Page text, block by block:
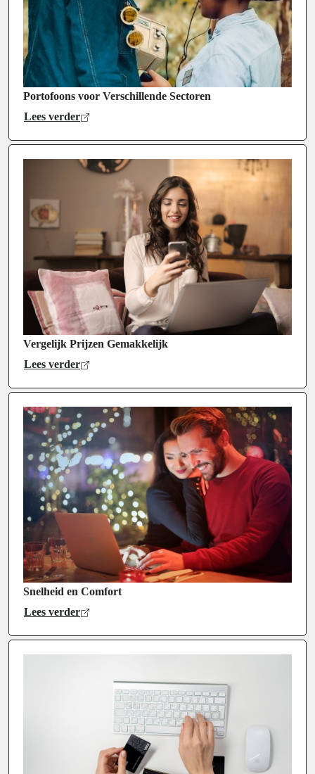
Portofoons voor Verschillende Sectoren
Lees verder
Vergelijk Prijzen Gemakkelijk
Lees verder
Snelheid en Comfort
Lees verder